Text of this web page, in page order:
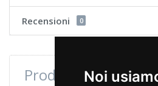
Noi
Recensioni 0
Prodotti consultati